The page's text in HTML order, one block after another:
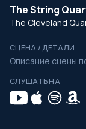
The String
The Cleveland
СЦЕНА / ДЕТАЛИ
Описание сцены
СЛУШАТЬ НА